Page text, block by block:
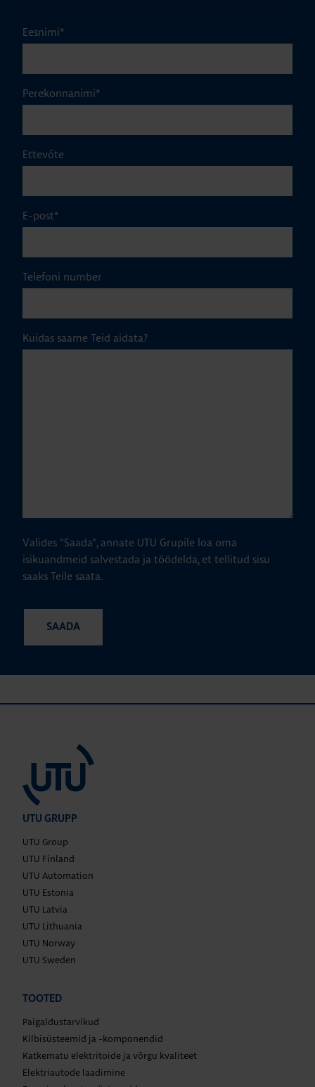
Eesnimi*
Perekonnanimi*
Ettevõte
E-post*
Telefoni number
Kuidas saame Teid aidata?
Valides "Saada", annate UTU Grupile loa oma
isikuandmeid salvestada ja töödelda, et tellitud sisu
saaks Teile saata.
UTU GRUPP
UTU Group
UTU Finland
UTU Automation
UTU Estonia
UTU Latvia
UTU Lithuania
UTU Norway
UTU Sweden
TOOTED
Paigaldustarvikud
Kilbisüsteemid ja -komponendid
Katkematu elektritoide ja võrgu kvaliteet
Elektriautode laadimine